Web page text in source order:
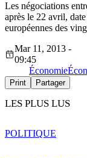
Les négociations
après le 22 avril,
européennes des
Mar 11, 2013 -
09:45
Économie
Print Partager
LES PLUS LUS
POLITIQUE